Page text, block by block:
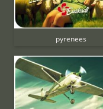
pyrenees